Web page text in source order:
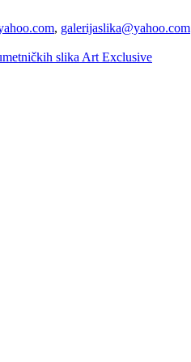
, galerijaslika@yahoo.com